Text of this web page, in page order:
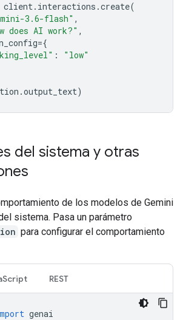
client. interactions .create(
3.6-flash" ,
does AI work?" ,
={
:
"low"
.output_text)
del sistema y otras
de los modelos de Gemini
sistema. Pasa un parámetro
para configurar el comportamiento
REST
genai